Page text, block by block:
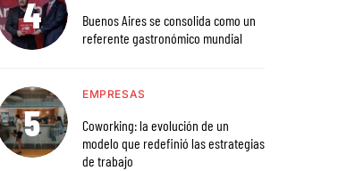
Buenos Aires se consolida como un
referente gastronómico mundial
EMPRESAS
Coworking: la evolución de un
modelo que redefinió las estrategias
de trabajo